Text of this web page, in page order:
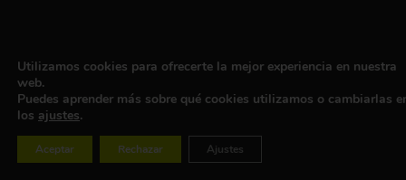
Utilizamos cookies para ofrecerte la mejor experiencia en nuestra
web.
Puedes aprender más sobre qué cookies utilizamos o cambiarlas
los ajustes.
Aceptar Rechazar Ajustes